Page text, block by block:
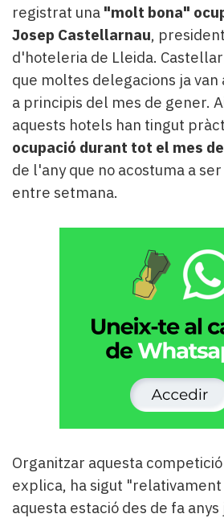
registrat una "molt bona"
Josep Castellarnau,
d'hoteleria de Lleida.
que moltes delegacions ja
a principis del mes de gener.
aquests hotels han tingut
ocupació durant tot el mes
de l'any que no acostuma a
entre setmana.
Organitzar aquesta competició
explica, ha sigut "relativament
aquesta estació des de fa anys